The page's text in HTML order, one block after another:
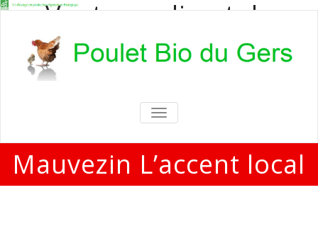
Vente en direct de
poulets bio
Vente en direct de poulets bio aux
particuliers et professionnels
TOGGLE
NAVIGATION
Mauvezin L’accent local